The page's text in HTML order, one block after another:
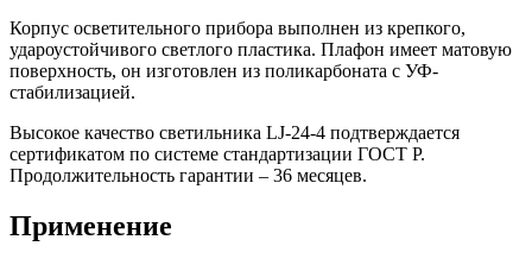
Корпус осветительного прибора выполнен из крепкого,
удароустойчивого светлого пластика. Плафон имеет матовую
поверхность, он изготовлен из поликарбоната с УФ-
стабилизацией.
Высокое качество светильника LJ-24-4 подтверждается
сертификатом по системе стандартизации ГОСТ Р.
Продолжительность гарантии – 36 месяцев.
Применение